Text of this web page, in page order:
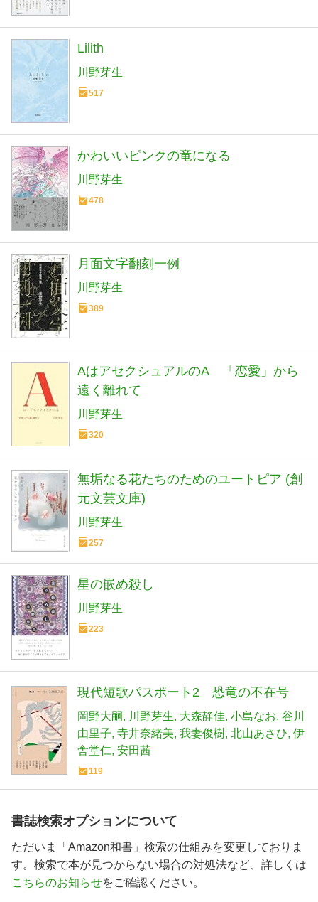
Lilith
川野芽生
517
かわいいピンクの竜になる
川野芽生
478
月面文字翻刻一例
川野芽生
389
AはアセクシュアルのA 「恋愛」から
遠く離れて
川野芽生
320
無垢なる花たちのためのユートピア (創
元文芸文庫)
川野芽生
257
星の嵌め殺し
川野芽生
223
現代短歌パスポート2 恐竜の不在号
岡野大嗣 川野芽生 大森静佳 小島なお 谷川
由里子 寺井奈緒美 我妻俊樹 北山あさひ 伊
舎堂仁 安田茜
119
書誌検索オプションについて
ただいま「Amazon和書」検索の仕組みを変更しておりま
す。検索で本が見つからない場合の対処法など、詳しくは
こちらのお知らせをご確認ください。